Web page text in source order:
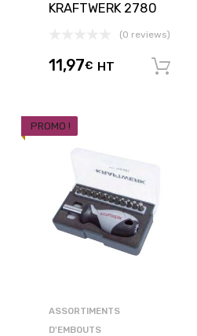
Ajouter au panier
KRAFTWERK 2780
(0 reviews)
11,97€ HT
PROMO !
ASSORTIMENTS
D'EMBOUTS